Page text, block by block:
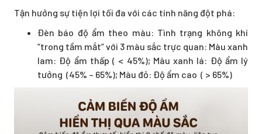
Tận hưởng sự tiện lợi tối đa với các tính năng đột phá:
Đèn báo độ ẩm theo màu: Tình trạng không khí
“trong tầm mắt” với 3 màu sắc trực quan: Màu xanh
lam: Độ ẩm thấp ( < 45%); Màu xanh lá: Độ ẩm lý
tưởng (45% – 65%); Màu đỏ: Độ ẩm cao ( > 65%)